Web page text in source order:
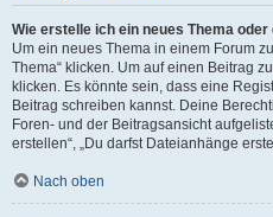
Wie erstelle ich ein neues Thema
Um ein neues Thema in einem Forum
Thema“ klicken. Um auf einen Beitrag
klicken. Es könnte sein, dass eine
Beitrag schreiben kannst. Deine
Foren- und der Beitragsansicht
erstellen“, „Du darfst Dateianhänge
Nach oben